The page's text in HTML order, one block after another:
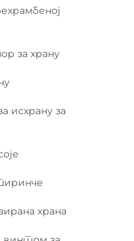
за храну
исхрану за
храна